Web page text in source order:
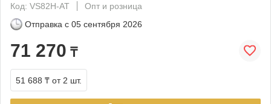
Код: VS82H-AT
Опт и розница
Отправка с 05 сентября 2026
71 270 ₸
51 688 ₸ от 2 шт.